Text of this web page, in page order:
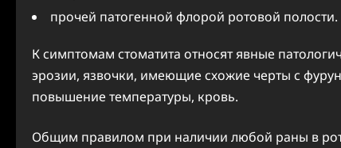
прочей патогенной флорой ротовой полости.
К симптомам стоматита относят явные
эрозии, язвочки, имеющие схожие черты с
повышение температуры, кровь.
Общим правилом при наличии любой раны в